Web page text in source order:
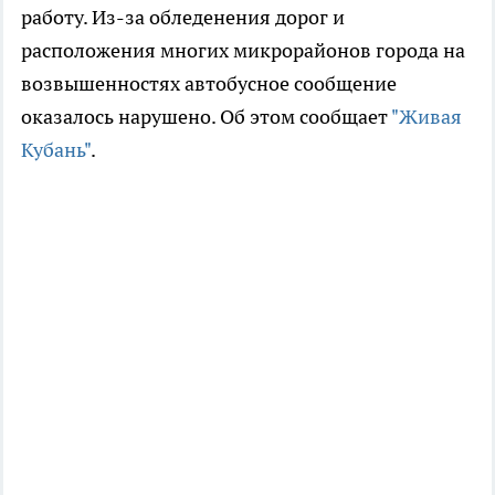
работу. Из-за обледенения дорог и
расположения многих микрорайонов города на
возвышенностях автобусное сообщение
оказалось нарушено. Об этом сообщает"Живая
Кубань".